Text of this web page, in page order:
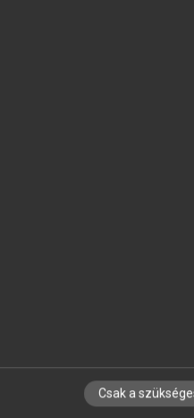
IRATKOZZ FEL
Csak a